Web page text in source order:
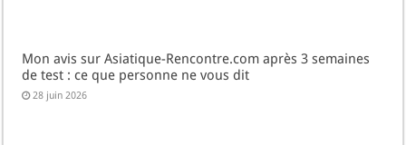
Mon avis sur Asiatique-Rencontre.com après 3 semaines
de test : ce que personne ne vous dit
28 juin 2026